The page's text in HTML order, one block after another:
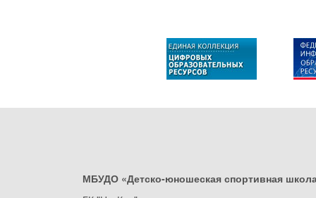
МБУДО «Детско-юношеская спортивная